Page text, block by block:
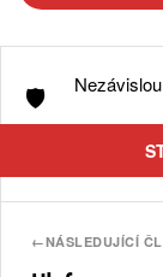
🛡️
←NÁSLEDUJÍCÍ